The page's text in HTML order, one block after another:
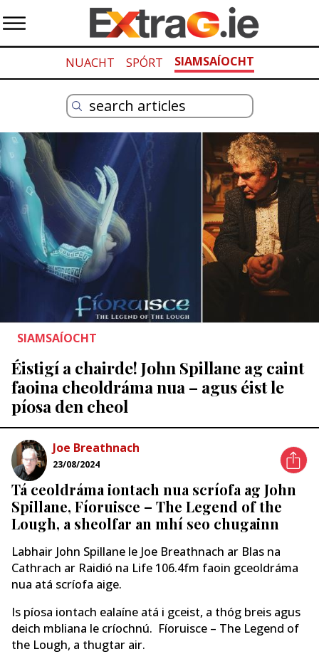
NUACHT SPÓRT SIAMSAÍOCHT
SIAMSAÍOCHT
Éistigí a chairde! John Spillane ag caint
faoina cheoldráma nua – agus éist le
píosa den cheol
Joe Breathnach
23/08/2024
Tá ceoldráma iontach nua scríofa ag John
Spillane, Fíoruisce – The Legend of the
Lough, a sheolfar an mhí seo chugainn
Labhair John Spillane le Joe Breathnach ar Blas na
Cathrach ar Raidió na Life 106.4fm faoin gceoldráma
nua atá scríofa aige.
Is píosa iontach ealaíne atá i gceist, a thóg breis agus
deich mbliana le críochnú. Fíoruisce – The Legend of
the Lough, a thugtar air.